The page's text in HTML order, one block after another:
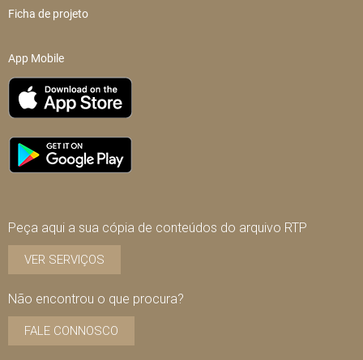
Ficha de projeto
App Mobile
Peça aqui a sua cópia de conteúdos do arquivo RTP
VER SERVIÇOS
Não encontrou o que procura?
FALE CONNOSCO